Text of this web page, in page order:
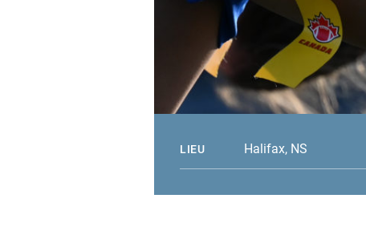
LIEU Halifax, NS